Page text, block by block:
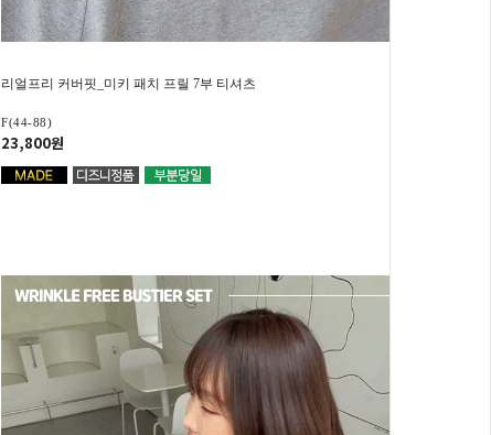
리얼프리 커버핏_미키 패치 프릴 7부 티셔츠
F(44-88)
23,800원